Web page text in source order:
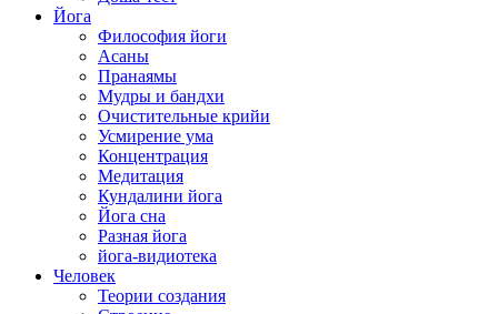
Йога
Философия йоги
Асаны
Пранаямы
Мудры и бандхи
Очистительные крийи
Усмирение ума
Концентрация
Медитация
Кундалини йога
Йога сна
Разная йога
йога-видиотека
Человек
Теории создания